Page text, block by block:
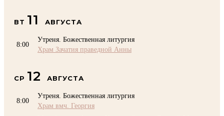
ВТ 11 АВГУСТА
8:00
Утреня. Божественная литургия
Храм Зачатия праведной Анны
СР 12 АВГУСТА
8:00
Утреня. Божественная литургия
Храм вмч. Георгия